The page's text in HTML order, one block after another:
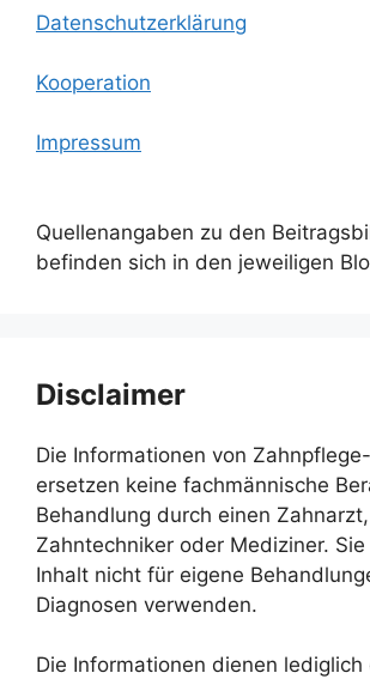
Datenschutzerklärung
Kooperation
Impressum
Quellenangaben zu den
befinden sich in den jeweiligen
Disclaimer
Die Informationen von
ersetzen keine fachmännische
Behandlung durch einen
Zahntechniker oder Mediziner.
Inhalt nicht für eigene
Diagnosen verwenden.
Die Informationen dienen lediglich